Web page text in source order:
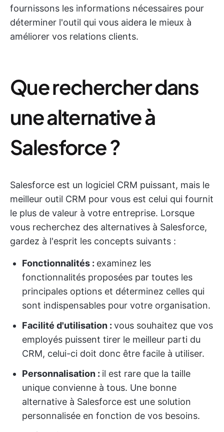
fournissons les informations nécessaires pour
déterminer l'outil qui vous aidera le mieux à
améliorer vos relations clients.
Que rechercher dans
une alternative à
Salesforce ?
Salesforce est un logiciel CRM puissant, mais le
meilleur outil CRM pour vous est celui qui fournit
le plus de valeur à votre entreprise. Lorsque
vous recherchez des alternatives à Salesforce,
gardez à l'esprit les concepts suivants :
Fonctionnalités : examinez les
fonctionnalités proposées par toutes les
principales options et déterminez celles qui
sont indispensables pour votre organisation.
Facilité d'utilisation : vous souhaitez que vos
employés puissent tirer le meilleur parti du
CRM, celui-ci doit donc être facile à utiliser.
Personnalisation : il est rare que la taille
unique convienne à tous. Une bonne
alternative à Salesforce est une solution
personnalisée en fonction de vos besoins.